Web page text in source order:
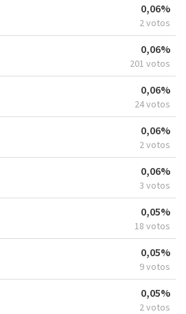
0,06%
2 votos
0,06%
201 votos
0,06%
24 votos
0,06%
2 votos
0,06%
3 votos
0,05%
18 votos
0,05%
9 votos
0,05%
2 votos